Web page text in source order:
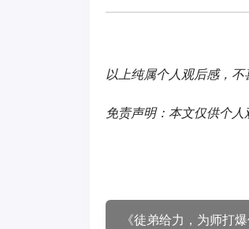
以上纯属个人观后感，不
免责声明：本文仅供个人
《徒弟给力，为师打